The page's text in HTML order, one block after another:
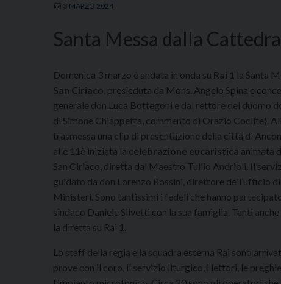
3 MARZO 2024
Santa Messa dalla
Domenica 3 marzo è andata in onda su Rai 1 la Santa
San Ciriaco , presieduta da Mons. Angelo Spina e
generale don Luca Bottegoni e dal rettore del duomo
di Simone Chiappetta, commento di Orazio Coclite).
trasmessa una clip di presentazione della città di
alle 11è iniziata la celebrazione eucaristica animata
San Ciriaco, diretta dal Maestro Tullio Andrioli. Il
guidato da don Lorenzo Rossini, direttore dell’ufficio
Ministeri. Sono tantissimi i fedeli che hanno
sindaco Daniele Silvetti con la sua famiglia. Tanti
la diretta su Rai 1.
Lo staff della regia e la squadra esterna Rai sono
prove con il coro, il servizio liturgico, i lettori, le